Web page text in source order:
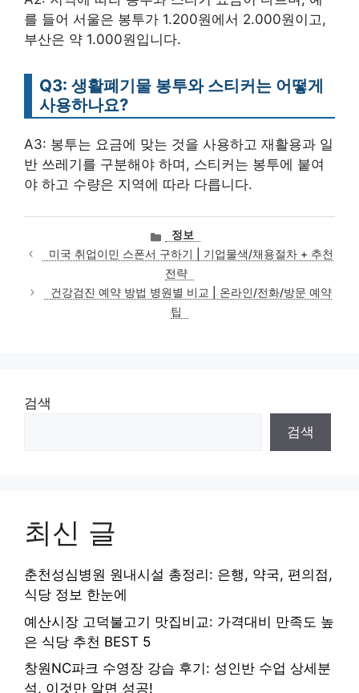
를 들어 서울은 봉투가 1.200원에서 2.000원이고,
부산은 약 1.000원입니다.
Q3: 생활폐기물 봉투와 스티커는 어떻게
사용하나요?
A3: 봉투는 요금에 맞는 것을 사용하고 재활용과 일
반 쓰레기를 구분해야 하며, 스티커는 봉투에 붙여
야 하고 수량은 지역에 따라 다릅니다.
카
테
고
리
정보
미국 취업이민 스폰서 구하기 | 기업물색/채용절차 + 추천
전략
건강검진 예약 방법 병원별 비교 | 온라인/전화/방문 예약
팁
검색
검색
최신 글
춘천성심병원 원내시설 총정리: 은행, 약국, 편의점,
식당 정보 한눈에
예산시장 고덕불고기 맛집비교: 가격대비 만족도 높
은 식당 추천 BEST 5
창원NC파크 수영장 강습 후기: 성인반 수업 상세분
석, 이것만 알면 성공!